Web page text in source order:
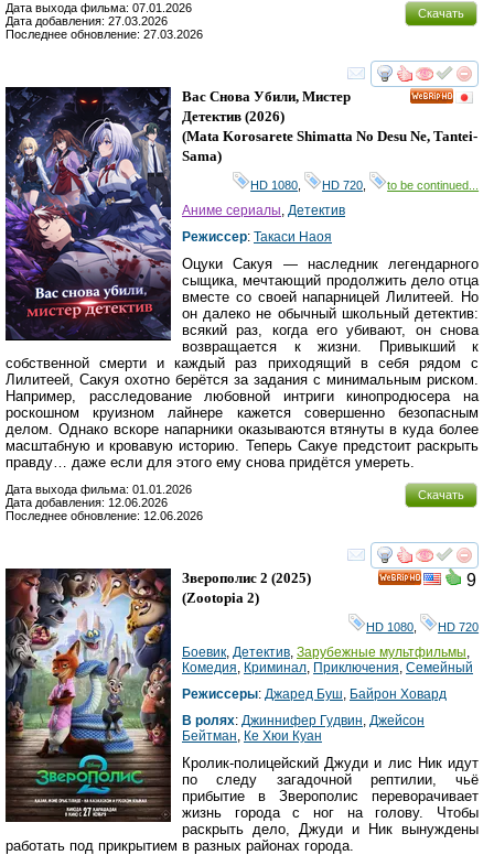
Скачать
Дата выхода фильма: 07.01.2026
Дата добавления: 27.03.2026
Последнее обновление: 27.03.2026
смотреть
Вас Снова Убили, Мистер
Детектив (2026)
(Mata Korosarete Shimatta No Desu Ne, Tantei-
Sama)
HD 1080 HD 720 to be continued...
Аниме сериалы, Детектив
Режиссер: Такаси Наоя
Оцуки Сакуя — наследник легендарного
сыщика, мечтающий продолжить дело отца
вместе со своей напарницей Лилитеей. Но
он далеко не обычный школьный детектив:
всякий раз, когда его убивают, он снова
возвращается к жизни. Привыкший к
собственной смерти и каждый раз приходящий в себя рядом с
Лилитеей, Сакуя охотно берётся за задания с минимальным риском.
Например, расследование любовной интриги кинопродюсера на
роскошном круизном лайнере кажется совершенно безопасным
делом. Однако вскоре напарники оказываются втянуты в куда более
масштабную и кровавую историю. Теперь Сакуе предстоит раскрыть
правду… даже если для этого ему снова придётся умереть.
Скачать
Дата выхода фильма: 01.01.2026
Дата добавления: 12.06.2026
Последнее обновление: 12.06.2026
смотреть
9
Зверополис 2 (2025)
(Zootopia 2)
HD 1080 HD 720
Боевик, Детектив, Зарубежные мультфильмы,
Комедия, Криминал, Приключения, Семейный
Режиссеры: Джаред Буш, Байрон Ховард
В ролях: Джиннифер Гудвин, Джейсон
Бейтман, Ке Хюи Куан
Кролик-полицейский Джуди и лис Ник идут
по следу загадочной рептилии, чьё
прибытие в Зверополис переворачивает
жизнь города с ног на голову. Чтобы
раскрыть дело, Джуди и Ник вынуждены
работать под прикрытием в разных районах города.